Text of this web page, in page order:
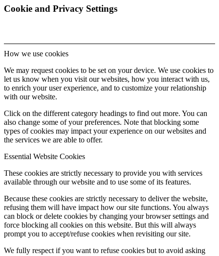
Cookie and Privacy Settings
How we use cookies
We may request cookies to be set on your device. We use cookies to
let us know when you visit our websites, how you interact with us,
to enrich your user experience, and to customize your relationship
with our website.
Click on the different category headings to find out more. You can
also change some of your preferences. Note that blocking some
types of cookies may impact your experience on our websites and
the services we are able to offer.
Essential Website Cookies
These cookies are strictly necessary to provide you with services
available through our website and to use some of its features.
Because these cookies are strictly necessary to deliver the website,
refusing them will have impact how our site functions. You always
can block or delete cookies by changing your browser settings and
force blocking all cookies on this website. But this will always
prompt you to accept/refuse cookies when revisiting our site.
We fully respect if you want to refuse cookies but to avoid asking